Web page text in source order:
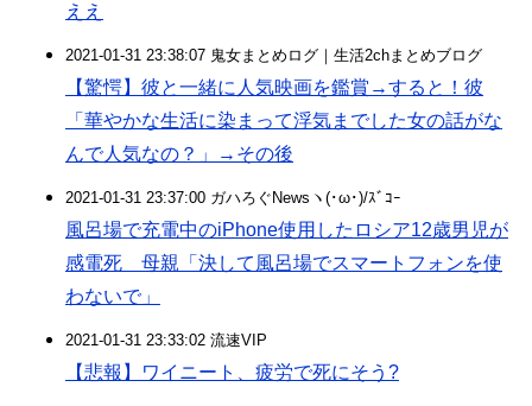
ええ
2021-01-31 23:38:07 鬼女まとめログ｜生活2chまとめブログ
【驚愕】彼と一緒に人気映画を鑑賞→すると！彼
「華やかな生活に染まって浮気までした女の話がな
んで人気なの？」→その後
2021-01-31 23:37:00 ガハろぐNewsヽ(･ω･)/ｽﾞｺｰ
風呂場で充電中のiPhone使用したロシア12歳男児が
感電死 母親「決して風呂場でスマートフォンを使
わないで」
2021-01-31 23:33:02 流速VIP
【悲報】ワイニート、疲労で死にそう?